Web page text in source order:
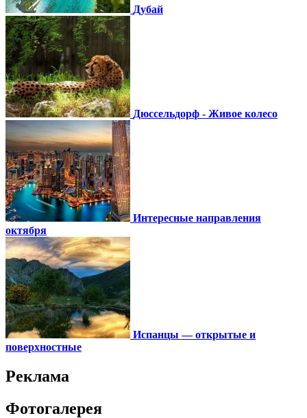
Дубай
Дюссельдорф - Живое колесо
Интересные направления
октября
Испанцы — открытые и
поверхностные
Реклама
Фотогалерея